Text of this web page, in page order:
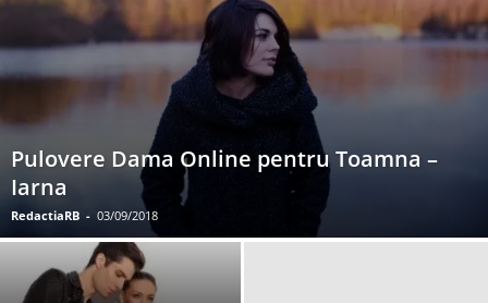
Pulovere Dama Online pentru Toamna –
Iarna
RedactiaRB - 03/09/2018